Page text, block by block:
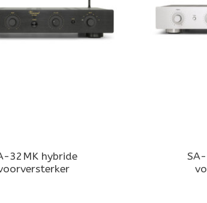
32MK hybride